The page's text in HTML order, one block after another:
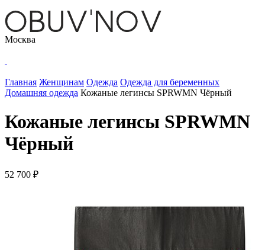
Москва
Главная Женщинам Одежда Одежда для беременных
Домашняя одежда Кожаные легинсы SPRWMN Чёрный
Кожаные легинсы SPRWMN
Чёрный
52 700 ₽